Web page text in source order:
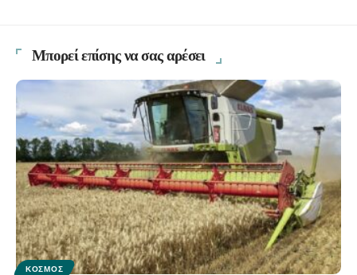
Μπορεί επίσης να σας αρέσει
ΚΌΣΜΟΣ